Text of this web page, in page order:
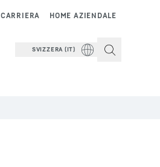
HOME AZIENDALE
CARRIERA
SVIZZERA (IT)